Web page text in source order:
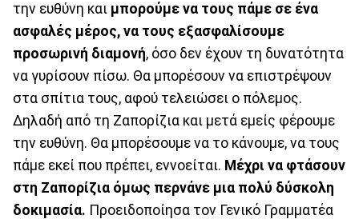
την ευθύνη και μπορούμε να τους πάμε σε ένα
ασφαλές μέρος, να τους εξασφαλίσουμε
προσωρινή διαμονή, όσο δεν έχουν τη δυνατότητα
να γυρίσουν πίσω. Θα μπορέσουν να επιστρέψουν
στα σπίτια τους, αφού τελειώσει ο πόλεμος.
Δηλαδή από τη Ζαπορίζια και μετά εμείς φέρουμε
την ευθύνη. Θα μπορέσουμε να το κάνουμε, να τους
πάμε εκεί που πρέπει, εννοείται. Μέχρι να φτάσουν
στη Ζαπορίζια όμως περνάνε μια πολύ δύσκολη
δοκιμασία. Προειδοποίησα τον Γενικό Γραμματέα